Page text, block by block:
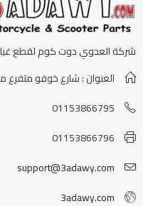
شركة العدوي دوت كوم لقطع
العنوان : شارع خوفو متفرع
01153866795
01153866796
support@3adawy.com
3adawy.com